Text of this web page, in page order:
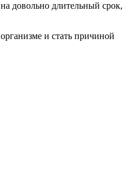
довольно длительный срок,
и стать причиной